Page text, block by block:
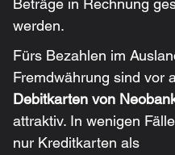
Beträge in Rechnung
werden.
Fürs Bezahlen im
Fremdwährung sind vor
Debitkarten von
attraktiv. In wenigen
nur Kreditkarten als